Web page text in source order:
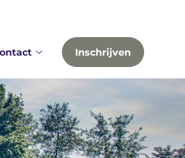
Contact
Inschrijven